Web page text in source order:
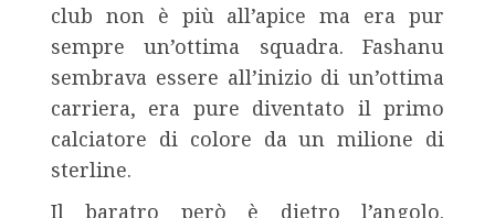
club non è più all’apice ma era pur
sempre un’ottima squadra. Fashanu
sembrava essere all’inizio di un’ottima
carriera, era pure diventato il primo
calciatore di colore da un milione di
sterline.
Il baratro però è dietro l’angolo.